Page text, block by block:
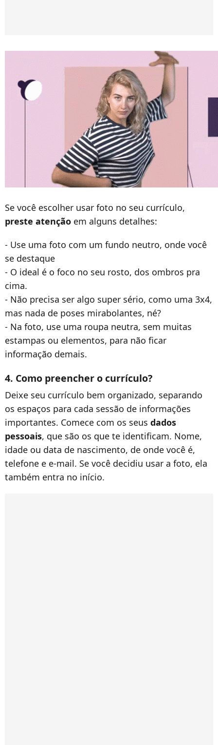
Se você escolher usar foto no seu currículo,
preste atenção em alguns detalhes:
- Use uma foto com um fundo neutro, onde você
se destaque
- O ideal é o foco no seu rosto, dos ombros pra
cima.
- Não precisa ser algo super sério, como uma 3x4,
mas nada de poses mirabolantes, né?
- Na foto, use uma roupa neutra, sem muitas
estampas ou elementos, para não ficar
informação demais.
4. Como preencher o currículo?
Deixe seu currículo bem organizado, separando
os espaços para cada sessão de informações
importantes. Comece com os seus dados
pessoais, que são os que te identificam. Nome,
idade ou data de nascimento, de onde você é,
telefone e e-mail. Se você decidiu usar a foto, ela
também entra no início.